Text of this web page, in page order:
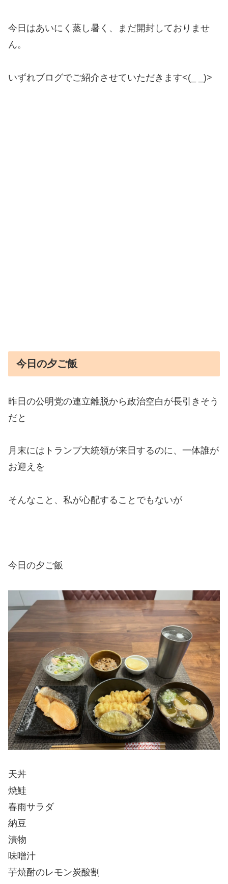
今日はあいにく蒸し暑く、まだ開封しておりませ
ん。
いずれブログでご紹介させていただきます<(_ _)>
今日の夕ご飯
昨日の公明党の連立離脱から政治空白が長引きそう
だと
月末にはトランプ大統領が来日するのに、一体誰が
お迎えを
そんなこと、私が心配することでもないが
今日の夕ご飯
天丼
焼鮭
春雨サラダ
納豆
漬物
味噌汁
芋焼酎のレモン炭酸割